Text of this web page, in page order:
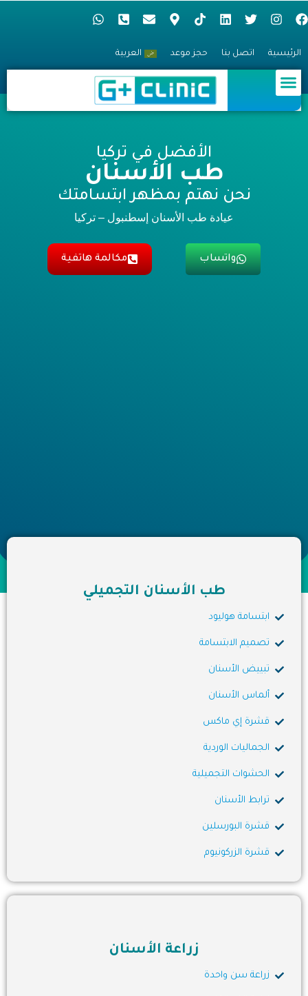
الرئيسية اتصل بنا حجز موعد العربية
الأفضل في تركيا
طب الأسنان
نحن نهتم بمظهر ابتسامتك
عيادة طب الأسنان إسطنبول – تركيا
واتساب مكالمة هاتفية
طب الأسنان التجميلي
ابتسامة هوليود
تصميم الابتسامة
تبييض الأسنان
ألماس الأسنان
قشرة إي ماكس
الجماليات الوردية
الحشوات التجميلية
ترابط الأسنان
قشرة البورسلين
قشرة الزركونيوم
زراعة الأسنان
زراعة سن واحدة